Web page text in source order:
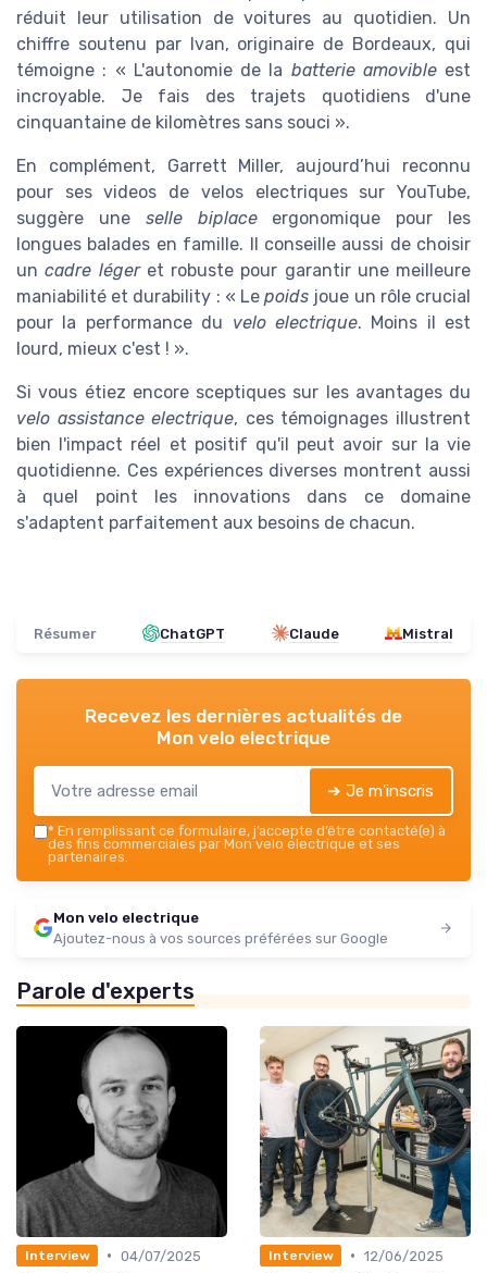
réduit leur utilisation de voitures au quotidien. Un
chiffre soutenu par Ivan, originaire de Bordeaux, qui
témoigne : « L'autonomie de la batterie amovibleest
incroyable. Je fais des trajets quotidiens d'une
cinquantaine de kilomètres sans souci ».
En complément, Garrett Miller, aujourd’hui reconnu
pour ses videos de velos electriques sur YouTube,
suggère une selle biplaceergonomique pour les
longues balades en famille. Il conseille aussi de choisir
uncadre légeret robuste pour garantir une meilleure
maniabilité et durability : « Lepoids joue un rôle crucial
pour la performance du velo electrique. Moins il est
lourd, mieux c'est ! ».
Si vous étiez encore sceptiques sur les avantages du
velo assistance electrique, ces témoignages illustrent
bien l'impact réel et positif qu'il peut avoir sur la vie
quotidienne. Ces expériences diverses montrent aussi
à quel point les innovations dans ce domaine
s'adaptent parfaitement aux besoins de chacun.
Résumer ChatGPT Claude Mistral
Recevez les dernières actualités de
Mon velo electrique
➔ Je m'inscris
* En remplissant ce formulaire, j’accepte d’être contacté(e) à
des fins commerciales par Mon velo electrique et ses
partenaires.
Mon velo electrique
Ajoutez-nous à vos sources préférées sur Google
Parole d'experts
Interview • 04/07/2025
Interview • 12/06/2025